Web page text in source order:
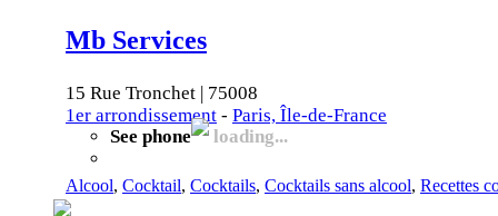
Mb Services
15 Rue Tronchet | 75008
1er arrondissement - Paris, Île-de-France
See phone
loading...
Alcool, Cocktail, Cocktails, Cocktails sans alcool, Recettes